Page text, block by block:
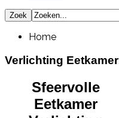
Home
Verlichting Eetkamer
Sfeervolle
Eetkamer